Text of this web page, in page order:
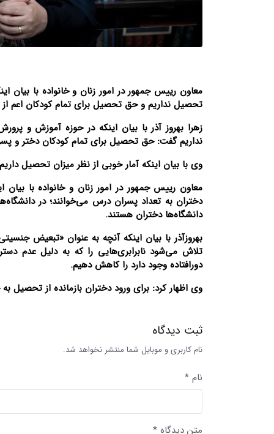
تحصیل نداریم و حق تحصیل برای تمام کودکان اعم
زهرا بهروز آذر با بیان اینکه در حوزه آموزش و
نداریم گفت: حق تحصیل برای تمام کودکان دختر و
وی با بیان اینکه آمار خوبی از نظر میزان تحصیل داریم افزود: حدود ۹۸ درصد
دانشگاه‌ها دختران هستند.
بهروزآذر با بیان اینکه آنچه به عنوان «تبعیض
تلاش می‌شود نابرابری‌هایی را که به دلیل عدم
دورافتاده وجود دارد را کاهش دهیم.
وی اظهار کرد: برای ورود دختران بازمانده از
ثبت دیدگاه
نام کاربری و موبایل شما منتشر نخواهد شد.
نام *
متن دیدگاه *